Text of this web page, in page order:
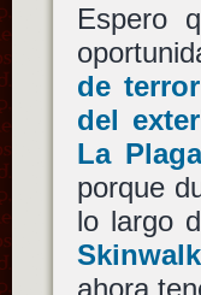
Espero
de
del
La Plaga
porque
lo largo
ahora